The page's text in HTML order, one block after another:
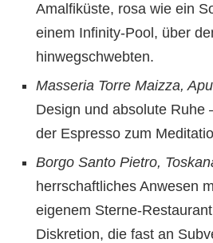
Amalfiküste, rosa wie ein
einem Infinity-Pool, über
hinwegschwebten.
Masseria Torre Maizza,
Design und absolute Ruhe
der Espresso zum
Borgo Santo Pietro,
herrschaftliches Anwesen
eigenem Sterne-
Diskretion, die fast an